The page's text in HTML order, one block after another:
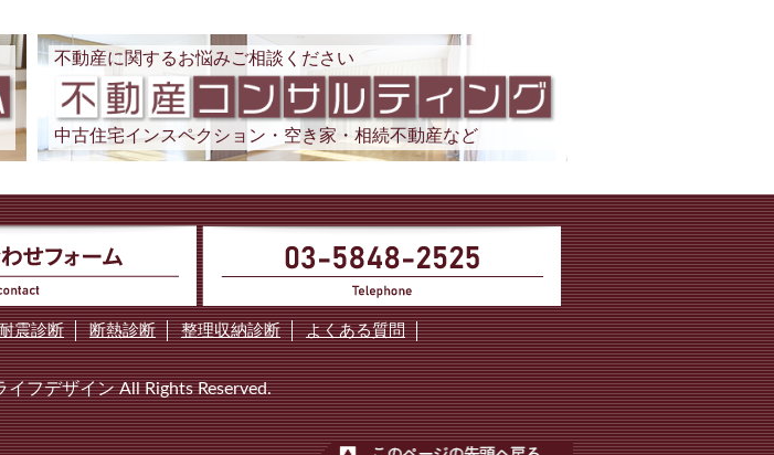
不動産に関するお悩みご相談ください
中古住宅インスペクション・空き家・相続不動産など
震診断 断熱診断 整理収納診断
よくある質問
フデザイン All Rights Reserved.